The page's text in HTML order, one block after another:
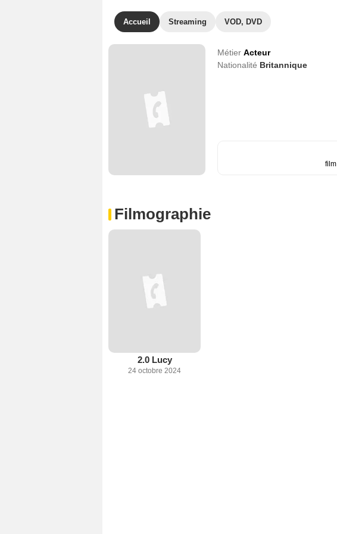
Accueil Streaming VOD, DVD
Métier Acteur
Nationalité Britannique
Filmographie
2.0 Lucy
24 octobre 2024